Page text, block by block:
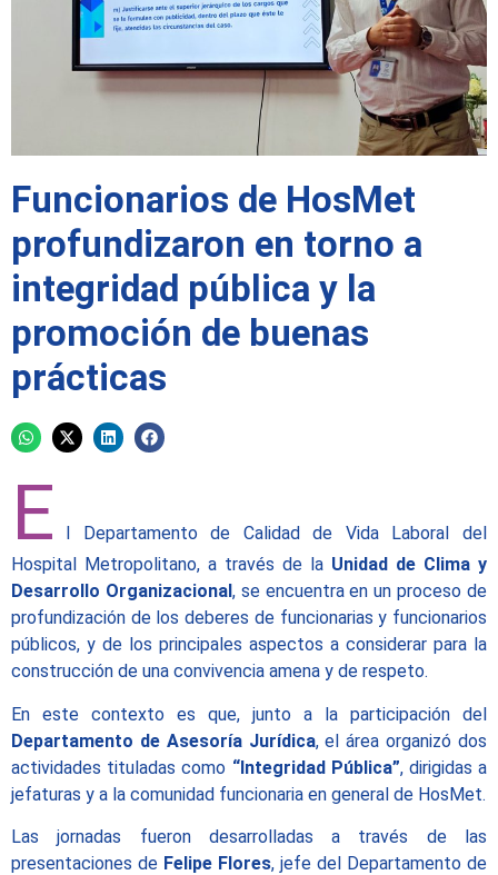
Funcionarios de HosMet
profundizaron en torno a
integridad pública y la
promoción de buenas
prácticas
E
l Departamento de Calidad de Vida Laboral del
Hospital Metropolitano, a través de la Unidad de Clima y
Desarrollo Organizacional , se encuentra en un proceso de
profundización de los deberes de funcionarias y funcionarios
públicos, y de los principales aspectos a considerar para la
construcción de una convivencia amena y de respeto.
En este contexto es que, junto a la participación del
Departamento de Asesoría Jurídica, el área organizó dos
actividades tituladas como “Integridad Pública”, dirigidas a
jefaturas y a la comunidad funcionaria en general de HosMet.
Las jornadas fueron desarrolladas a través de las
presentaciones de Felipe Flores, jefe del Departamento de